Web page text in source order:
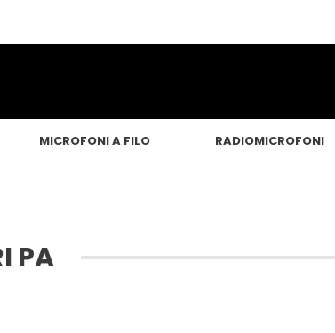
MICROFONI A FILO RADIOMICROFONI
PA